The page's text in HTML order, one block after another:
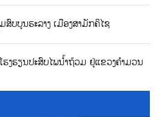
ບບູນຮະລາງ ເມືອງສາມັກຄິໄຊ
ຮຽນປະສົບໄພນ້ຳຖ້ວມ ຢູ່ແຂວງຄຳມວນ